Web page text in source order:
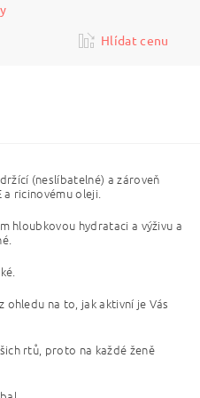
Hlídat cenu
(neslíbatelné) a zároveň
a ricinovému oleji.
hloubkovou hydrataci a výživu a
ohledu na to, jak aktivní je Vás
rtů, proto na každé ženě